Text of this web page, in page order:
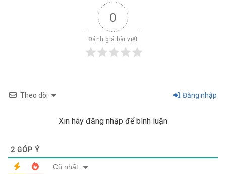
0
Đánh giá bài viết
Theo dõi Đăng nhập
Xin hãy đăng nhập để bình luận
2 GÓP Ý
Cũ nhất